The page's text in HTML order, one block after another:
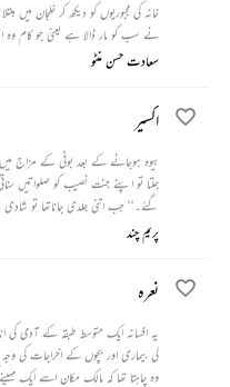
خانہ کی مجبوریوں کو دیکھ کر خلجان میں
نے سب کو مار ڈالا ہے یعنی جو کام وہ
سعادت حسن منٹو
اکسیر
بیوہ ہوجانے کے بعد بوٹی کے مزاج
جلتا تو اپنے جنت نصیب کو صلواتیں
گئے۔‘‘ جب اتنی جلدی جاناتھا تو
پریم چند
نعرہ
یہ افسانہ ایک متوسط طبقہ کے آدمی کی
کی بیماری اور بچوں کے اخراجات کی وجہ
وہ چاہتا تھا کہ مالک مکان اسے